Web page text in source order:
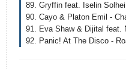
89. Gryffin feat. Iselin
90. Cayo & Platon Emil -
91. Eva Shaw & Dijital feat.
92. Panic! At The Disco -